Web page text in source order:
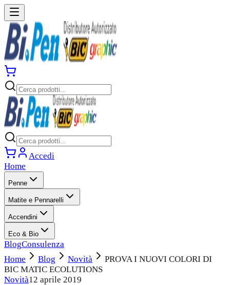
Accedi
Home
Penne
Matite e Pennarelli
Accendini
Eco & Bio
BlogConsulenza
Home
Blog Novità
PROVA I NUOVI COLORI DI
BIC MATIC ECOLUTIONS
Novità12 aprile 2019